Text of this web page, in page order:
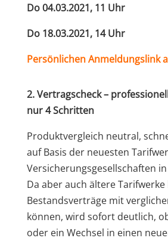
Do 04.03.2021, 11 Uhr
Do 18.03.2021, 14 Uhr
Persönlichen Anmeldungslink
2. Vertragscheck –
nur 4 Schritten
Produktvergleich neutral,
auf Basis der neuesten
Versicherungsgesellschaften
Da aber auch ältere Tarifwerke
Bestandsverträge mit
können, wird sofort deutlich,
oder ein Wechsel in einen